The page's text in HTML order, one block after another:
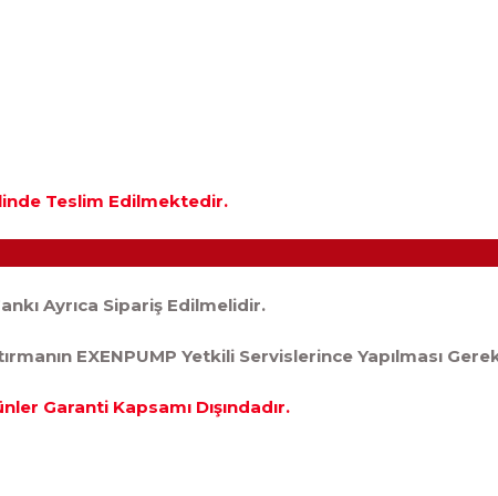
Teslim Edilmektedir.
Ayrıca Sipariş Edilmelidir.
EXENPUMP Yetkili Servislerince Yapılması
Garanti Kapsamı Dışındadır.